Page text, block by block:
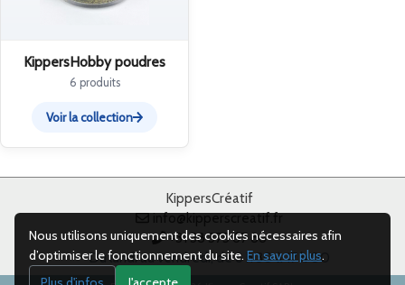
KippersHobby poudres
6 produits
Voir la collection
KippersCréatif
info@kipperscreatif.fr
+31 38 375 67 88
Du lundi au vendredi, de 8 h 30 à 17 h 00
Nous utilisons uniquement des cookies nécessaires afin
d’optimiser le fonctionnement du site. En savoir plus.